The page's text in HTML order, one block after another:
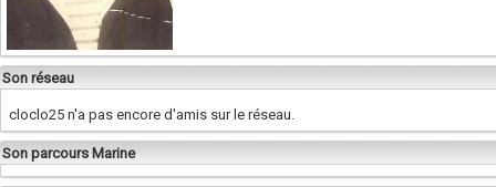
Son réseau
cloclo25 n'a pas encore d'amis sur le réseau.
Son parcours Marine